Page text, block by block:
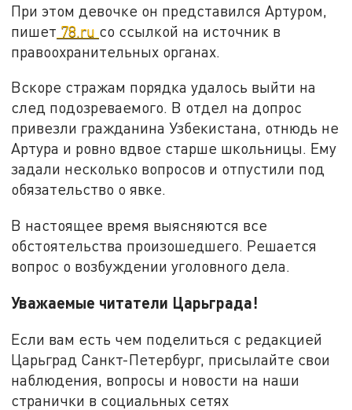
При этом девочке он представился Артуром,
пишет 78.ru со ссылкой на источник в
правоохранительных органах.
Вскоре стражам порядка удалось выйти на
след подозреваемого. В отдел на допрос
привезли гражданина Узбекистана, отнюдь не
Артура и ровно вдвое старше школьницы. Ему
задали несколько вопросов и отпустили под
обязательство о явке.
В настоящее время выясняются все
обстоятельства произошедшего. Решается
вопрос о возбуждении уголовного дела.
Уважаемые читатели Царьграда!
Если вам есть чем поделиться с редакцией
Царьград Санкт-Петербург, присылайте свои
наблюдения, вопросы и новости на наши
странички в социальных сетях